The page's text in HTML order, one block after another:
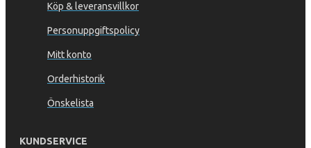
Köp & leveransvillkor
Personuppgiftspolicy
Mitt konto
Orderhistorik
Önskelista
KUNDSERVICE